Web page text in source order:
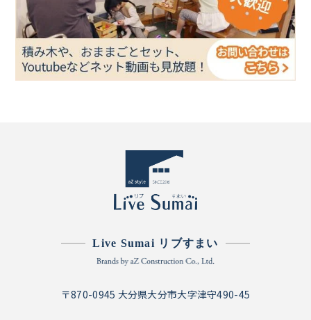
Live Sumai リブすまい
〒870-0945 大分県大分市大字津守490-45